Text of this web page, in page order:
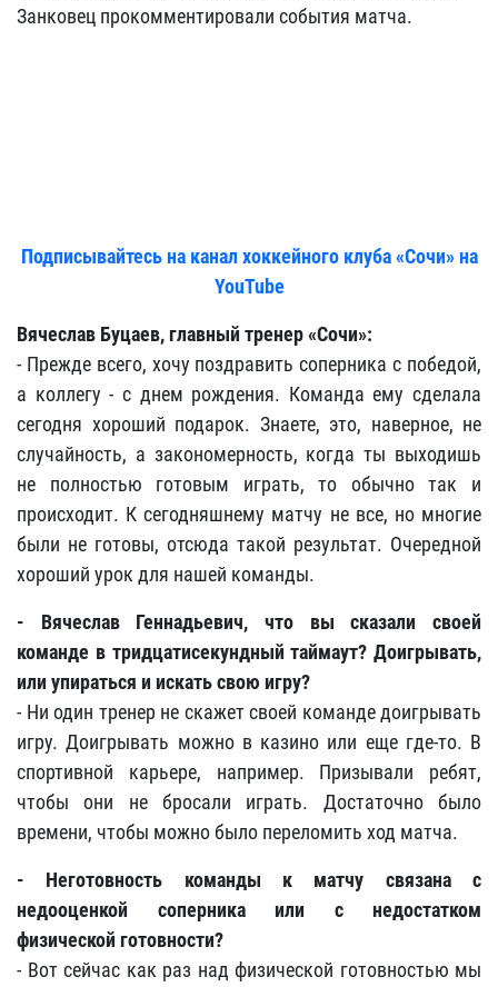
Занковец прокомментировали события матча.
Подписывайтесь на канал хоккейного клуба «Сочи» на
YouTube
Вячеслав Буцаев, главный тренер «Сочи»:
- Прежде всего, хочу поздравить соперника с победой,
а коллегу - с днем рождения. Команда ему сделала
сегодня хороший подарок. Знаете, это, наверное, не
случайность, а закономерность, когда ты выходишь
не полностью готовым играть, то обычно так и
происходит. К сегодняшнему матчу не все, но многие
были не готовы, отсюда такой результат. Очередной
хороший урок для нашей команды.
- Вячеслав Геннадьевич, что вы сказали своей
команде в тридцатисекундный таймаут? Доигрывать,
или упираться и искать свою игру?
- Ни один тренер не скажет своей команде доигрывать
игру. Доигрывать можно в казино или еще где-то. В
спортивной карьере, например. Призывали ребят,
чтобы они не бросали играть. Достаточно было
времени, чтобы можно было переломить ход матча.
- Неготовность команды к матчу связана с
недооценкой соперника или с недостатком
физической готовности?
- Вот сейчас как раз над физической готовностью мы